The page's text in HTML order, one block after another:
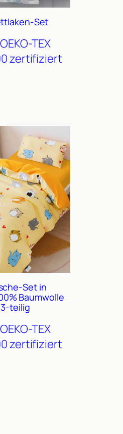
Set
OEKO-TEX
zertifiziert
Set in
Baumwolle
teilig
OEKO-TEX
zertifiziert